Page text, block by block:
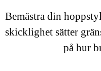
Bemästra din
skicklighet sätter
på hur